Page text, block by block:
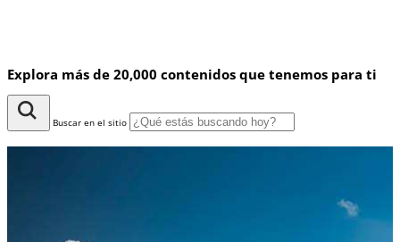
Explora más de 20,000 contenidos que tenemos para ti
Buscar en el sitio